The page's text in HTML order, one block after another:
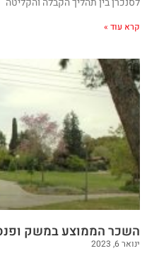
קרא עוד »
השכר הממוצע במשק
ינואר 6, 2023